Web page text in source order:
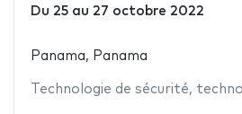
Du 25au 27 octobre 2022
Panama, Panama
Technologie de sécurité,